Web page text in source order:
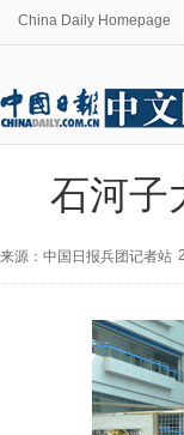
China Daily Homepage
石河子
来源：中国日报兵团记者站